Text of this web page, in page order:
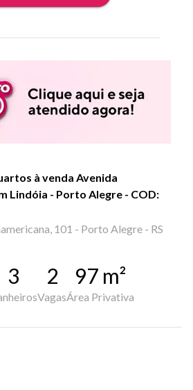
à venda Avenida
Lindóia - Porto Alegre - COD:
101 - Porto Alegre - RS
3 2
Vagas
97 m²
Área Privativa